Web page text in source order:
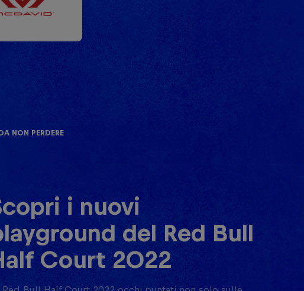
non perdere
i nuovi
del Red Bull
Court 2022